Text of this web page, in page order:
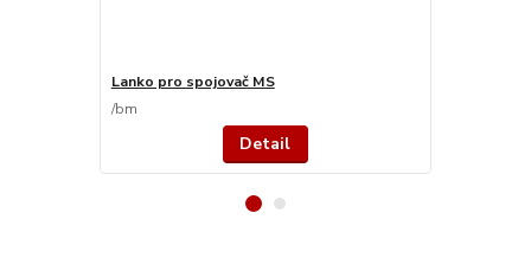
Lanko pro spojovač MS
/bm
Detail